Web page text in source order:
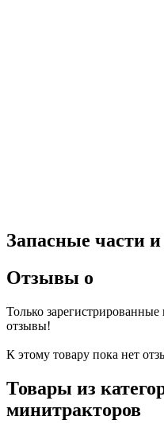
Запасные части
Отзывы о
Только зарегистрированные
отзывы!
К этому товару пока нет
Товары из
минитракторов